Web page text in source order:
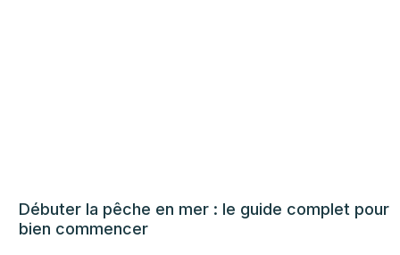
Débuter la pêche en mer : le guide complet pour
bien commencer